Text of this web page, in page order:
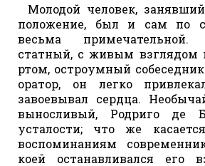
Молодой человек,
положение, был и сам по
весьма
статный, с живым взглядом
ртом, остроумный
оратор, он легко
завоевывал сердца.
выносливый, Родриго де
усталости; что же
воспоминаниям
коей останавливался его